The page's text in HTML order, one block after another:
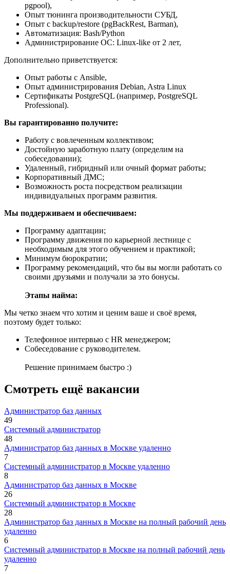
pgpool),
Опыт тюнинга производительности СУБД,
Опыт с backup/restore (pgBackRest, Barman),
Автоматизация: Bash/Python
Администрирование ОС: Linux-like от 2 лет,
Дополнительно приветствуется:
Опыт работы с Ansible,
Опыт администрирования Debian, Astra Linux
Сертификаты PostgreSQL (например, PostgreSQL
Professional).
Вы гарантированно получите:
Работу с вовлеченным коллективом;
Достойную заработную плату (определим на
собеседовании);
Удаленный, гибридный или очный формат работы;
Корпоративный ДМС;
Возможность роста посредством реализации
индивидуальных программ развития.
Мы поддерживаем и обеспечиваем:
Программу адаптации;
Программу движения по карьерной лестнице с
необходимым для этого обучением и практикой;
Минимум бюрократии;
Программу рекомендаций, что бы вы могли работать со
своими друзьями и получали за это бонусы.
Этапы найма:
Мы четко знаем что хотим и ценим ваше и своё время,
поэтому будет только:
Телефонное интервью с HR менеджером;
Собеседование с руководителем.
Решение принимаем быстро :)
Смотреть ещё вакансии
Администратор баз данных
49
Системный администратор
48
Администратор баз данных в Москве удаленно
7
Системный администратор в Москве удаленно
8
Администратор баз данных в Москве
26
Системный администратор в Москве
28
Администратор баз данных в Москве на полный рабочий день
удаленно
6
Системный администратор в Москве на полный рабочий день
удаленно
7